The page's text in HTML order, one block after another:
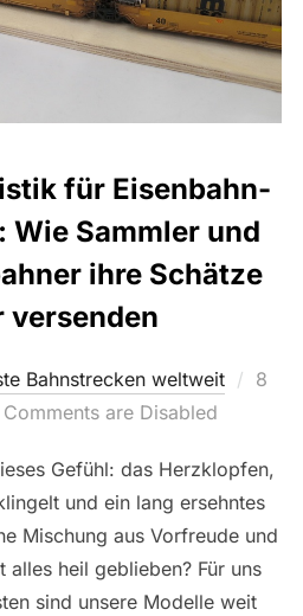
für Eisenbahn-
Wie Sammler und
ihre Schätze
versenden
Bahnstrecken weltweit
8
Comments are Disabled
Gefühl: das Herzklopfen,
und ein lang ersehntes
Mischung aus Vorfreude und
alles heil geblieben? Für uns
sind unsere Modelle weit